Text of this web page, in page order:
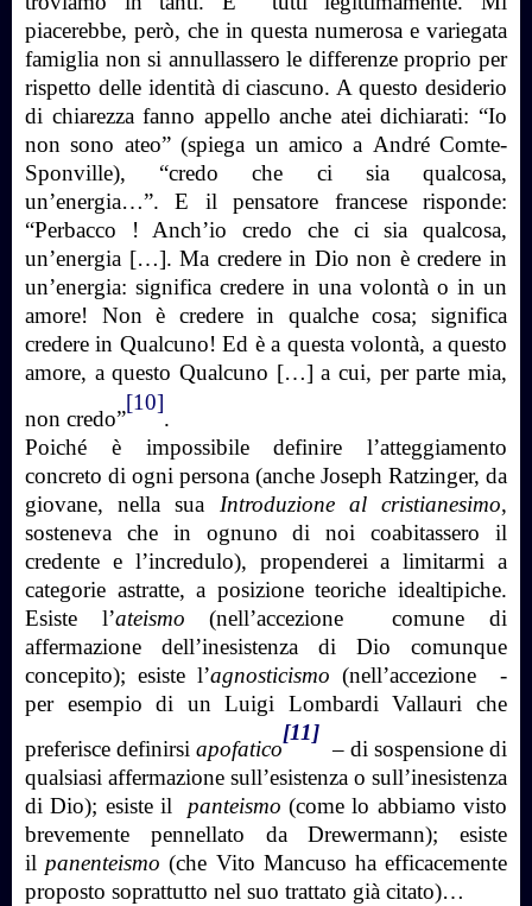
piacerebbe, però, che in questa numerosa e variegata
famiglia non si annullassero le differenze proprio per
rispetto delle identità di ciascuno. A questo desiderio
di chiarezza fanno appello anche atei dichiarati: “Io
non sono ateo” (spiega un amico a André Comte-
Sponville), “credo che ci sia qualcosa,
un’energia…”. E il pensatore francese risponde:
“Perbacco ! Anch’io credo che ci sia qualcosa,
un’energia […]. Ma credere in Dio non è credere in
un’energia: significa credere in una volontà o in un
amore! Non è credere in qualche cosa; significa
credere in Qualcuno! Ed è a questa volontà, a questo
amore, a questo Qualcuno […] a cui, per parte mia,
non credo”
[10]
.
Poiché è impossibile definire l’atteggiamento
concreto di ogni persona (anche Joseph Ratzinger, da
giovane, nella sua Introduzione al cristianesimo,
sosteneva che in ognuno di noi coabitassero il
credente e l’incredulo), propenderei a limitarmi a
categorie astratte, a posizione teoriche idealtipiche.
Esiste l’ateismo (nell’accezione comune di
affermazione dell’inesistenza di Dio comunque
concepito); esiste l’agnosticismo (nell’accezione -
per esempio di un Luigi Lombardi Vallauri che
preferisce definirsiapofatico
[11]
– di sospensione di
qualsiasi affermazione sull’esistenza o sull’inesistenza
di Dio); esiste il panteismo (come lo abbiamo visto
brevemente pennellato da Drewermann); esiste
ilpanenteismo (che Vito Mancuso ha efficacemente
proposto soprattutto nel suo trattato già citato)…